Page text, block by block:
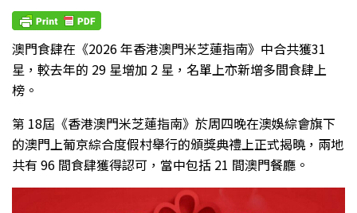
澳門食肆在《2026 年香港澳門米芝蓮指南》中合共獲31
星，較去年的 29 星增加 2 星，名單上亦新增多間食肆上
榜。
第 18屆《香港澳門米芝蓮指南》於周四晚在澳娛綜會旗下
的澳門上葡京綜合度假村舉行的頒獎典禮上正式揭曉，兩地
共有 96 間食肆獲得認可，當中包括 21 間澳門餐廳。